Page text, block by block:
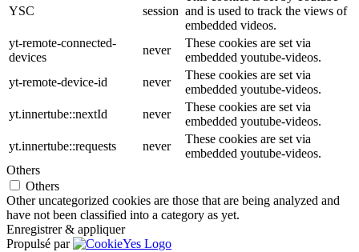
YSC session and is used to track the views of
embedded videos.
yt-remote-connected-
devices
never
These cookies are set via
embedded youtube-videos.
yt-remote-device-id
never
These cookies are set via
embedded youtube-videos.
yt.innertube::nextId
never
These cookies are set via
embedded youtube-videos.
yt.innertube::requests
never
These cookies are set via
embedded youtube-videos.
Others
Others
Other uncategorized cookies are those that are being analyzed and
have not been classified into a category as yet.
Enregistrer & appliquer
Propulsé par